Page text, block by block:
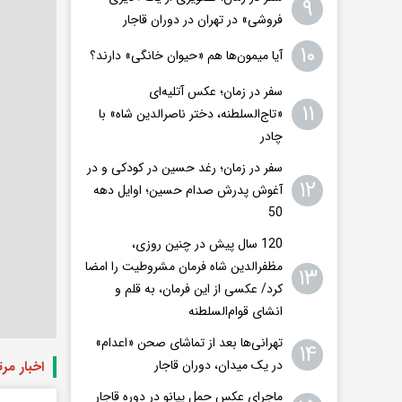
اخبار
۹
فروشی» در تهران در دوران قاجار
۱۰ آیا میمون‌ها هم «حیوان خانگی» دارند؟
۱۱
سفر در زمان؛ عکس آتلیه‌ای
«تاج‌السلطنه، دختر ناصرالدین شاه» با
چادر
۱۲
سفر در زمان؛ رغد حسین در کودکی و در
آغوش پدرش صدام حسین؛ اوایل دهه
50
۱۳
120 سال پیش در چنین روزی،
مظفرالدین شاه فرمان مشروطیت را امضا
کرد/ عکسی از این فرمان، به قلم و
انشای قوام‌السلطنه
۱۴
تهرانی‌ها بعد از تماشای صحن «اعدام»
در یک میدان، دوران قاجار
ماجرای عکس حمل پیانو در دوره قاجار